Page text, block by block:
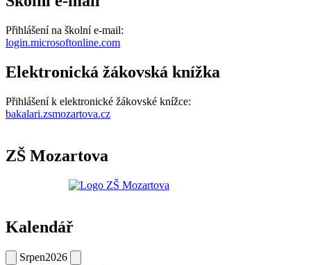
Přihlášení na školní e-mail:
login.microsoftonline.com
Elektronická žákovská knížka
Přihlášení k elektronické žákovské knížce:
bakalari.zsmozartova.cz
ZŠ Mozartova
Kalendář
Srpen2026